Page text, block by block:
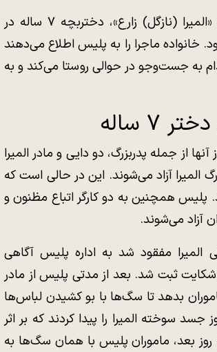
این روزنامه نوشت: هفدهم اسفند ماه سال گذشته «المیرا (نازگل) زارع»، دختربچه ۷ ساله در
ماجرا را به پلیس اطلاع می‌دهند
به جست‌وجو در حوالی روستا می‌کند و به
ساله
از جمله پدربزرگ، دو دایی و مادر المیرا
المیرا آزاد می‌شوند. این در حالی است که
پلیس همچنین به دو کارگر اتباع مظنون و
آزاد می‌شوند.
المیرا مفقود شد به اداره پلیس آگاهی
ثبت شد. بعد از مدتی پلیس از مادر
بدهد تا سگ‌ها با بو کشیدن لباس‌ها
جسد سوخته المیرا را پیدا کردند که بر اثر
روز بعد، ماموران پلیس با همان سگ‌ها به